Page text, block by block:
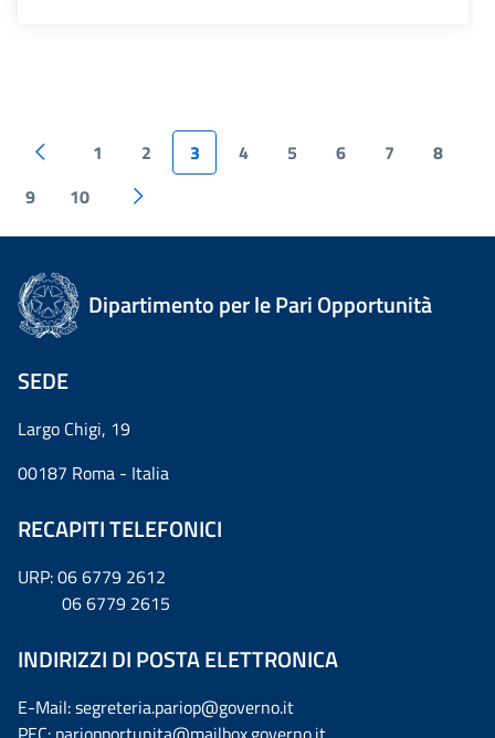
1 2 3 4 5 6 7
8
9
10
Dipartimento per le Pari Opportunità
SEDE
Largo Chigi, 19
00187 Roma - Italia
RECAPITI TELEFONICI
URP: 06 6779 2612
06 6779 2615
INDIRIZZI DI POSTA ELETTRONICA
E-Mail: segreteria.pariop@governo.it